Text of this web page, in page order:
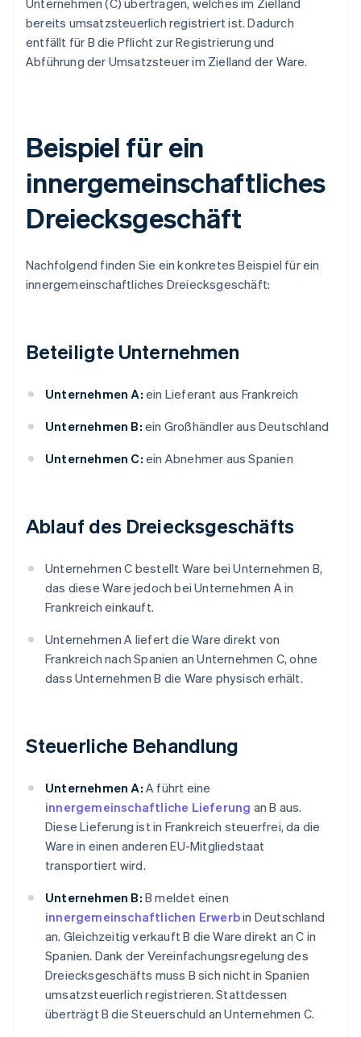
Unternehmen (C) übertragen, welches im Zielland
bereits umsatzsteuerlich registriert ist. Dadurch
entfällt für B die Pflicht zur Registrierung und
Abführung der Umsatzsteuer im Zielland der Ware.
Beispiel für ein
innergemeinschaftliches
Dreiecksgeschäft
Nachfolgend finden Sie ein konkretes Beispiel für ein
innergemeinschaftliches Dreiecksgeschäft:
Beteiligte Unternehmen
Unternehmen A: ein Lieferant aus Frankreich
Unternehmen B: ein Großhändler aus Deutschland
Unternehmen C: ein Abnehmer aus Spanien
Ablauf des Dreiecksgeschäfts
Unternehmen C bestellt Ware bei Unternehmen B,
das diese Ware jedoch bei Unternehmen A in
Frankreich einkauft.
Unternehmen A liefert die Ware direkt von
Frankreich nach Spanien an Unternehmen C, ohne
dass Unternehmen B die Ware physisch erhält.
Steuerliche Behandlung
Unternehmen A: A führt eine
innergemeinschaftliche Lieferung an B aus.
Diese Lieferung ist in Frankreich steuerfrei, da die
Ware in einen anderen EU-Mitgliedstaat
transportiert wird.
Unternehmen B: B meldet einen
innergemeinschaftlichen Erwerbin Deutschland
an. Gleichzeitig verkauft B die Ware direkt an C in
Spanien. Dank der Vereinfachungsregelung des
Dreiecksgeschäfts muss B sich nicht in Spanien
umsatzsteuerlich registrieren. Stattdessen
überträgt B die Steuerschuld an Unternehmen C.